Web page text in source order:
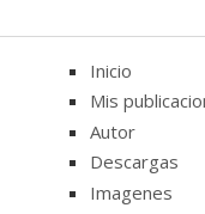
Inicio
Mis
Autor
Descargas
Imagenes